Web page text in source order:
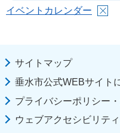
イベントカレンダー
サイトマップ
垂水市公式WEBサイト
プライバシーポリシー
ウェブアクセシビリテ